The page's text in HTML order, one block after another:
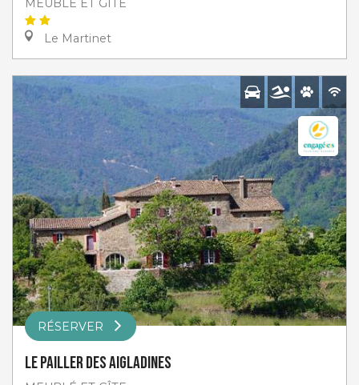
MEUBLÉ ET GÎTE
Le Martinet
RÉSERVER
Le Pailler des Aigladines